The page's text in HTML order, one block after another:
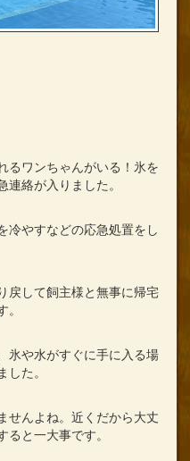
るワンちゃんがいる！氷を
絡が入りました。
冷やすなどの応急処置をし
戻して飼主様と無事に帰宅
氷や水がすぐに手に入る場
た。
せんよね。近くだから大丈
と一大事です。